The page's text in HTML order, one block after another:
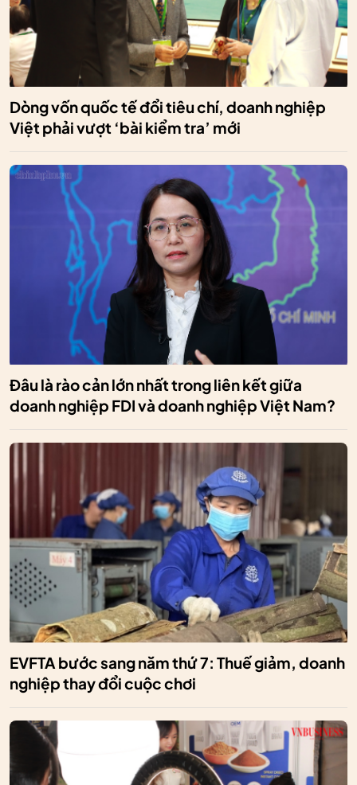
Dòng vốn quốc tế đổi tiêu chí, doanh nghiệp
Việt phải vượt ‘bài kiểm tra’ mới
Đâu là rào cản lớn nhất trong liên kết giữa
doanh nghiệp FDI và doanh nghiệp Việt Nam?
EVFTA bước sang năm thứ 7: Thuế giảm, doanh
nghiệp thay đổi cuộc chơi